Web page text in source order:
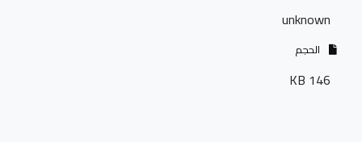
unknown
الحجم
146 KB